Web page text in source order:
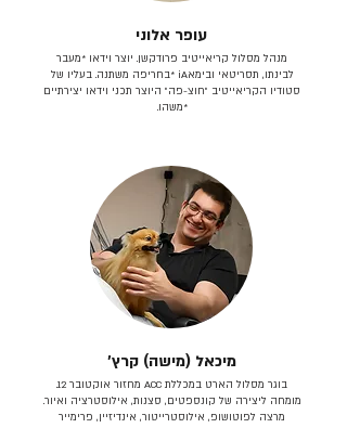
עופר אלוני
מנהל מסלול קריאייטיב פרודקשן. יוצר וידאו *מעבר
לבינתו, תסריטאי וב​ימאiA‎ *בחריפה משתנה. בעליו של
סטודיו הקריאייטיב ״חוצ-פה״ היוצר תכני וידאו יצירתיים
*משהו.
מיכאל (מישה) קרץ׳
בוגר מסלול הארט במכללת ACC מחזור אוקטובר 12.
מומחה ליצירה של קונספטים, סצנות, אילוסטרציה ואיור.
מרצה לפוטושופ, אילוסטרייטור, אינדיזיין, פרימייר